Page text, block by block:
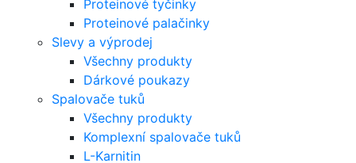
Proteinové tyčinky
Proteinové palačinky
Slevy a výprodej
Všechny produkty
Dárkové poukazy
Spalovače tuků
Všechny produkty
Komplexní spalovače tuků
L-Karnitin